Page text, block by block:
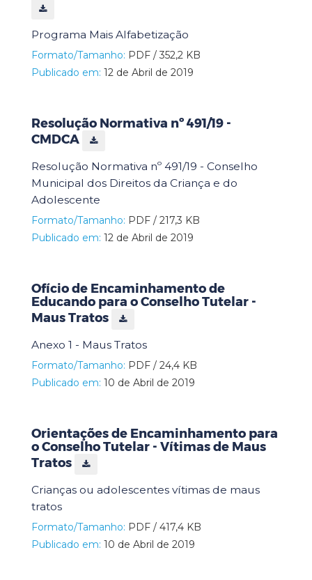
Programa Mais Alfabetização
Formato/Tamanho: PDF / 352,2 KB
Publicado em: 12 de Abril de 2019
Resolução Normativa nº 491/19 -
CMDCA
Resolução Normativa nº 491/19 - Conselho
Municipal dos Direitos da Criança e do
Adolescente
Formato/Tamanho: PDF / 217,3 KB
Publicado em: 12 de Abril de 2019
Ofício de Encaminhamento de
Educando para o Conselho Tutelar -
Maus Tratos
Anexo 1 - Maus Tratos
Formato/Tamanho: PDF / 24,4 KB
Publicado em: 10 de Abril de 2019
Orientações de Encaminhamento para
o Conselho Tutelar - Vítimas de Maus
Tratos
Crianças ou adolescentes vítimas de maus
tratos
Formato/Tamanho: PDF / 417,4 KB
Publicado em: 10 de Abril de 2019